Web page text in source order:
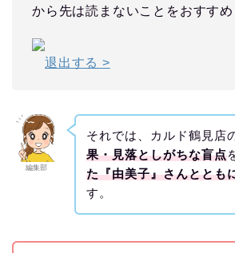
から先は読まないことをおすすめ
退出する >
編集部
それでは、カルド鶴見店
果・見落としがちな盲点
た『由美子』さんととも
す。